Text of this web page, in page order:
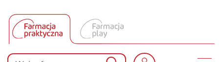
Produkty Polpharmy